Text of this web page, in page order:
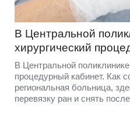
В Центральной
хирургический
В Центральной
процедурный кабинет. Как
региональная больница,
перевязку ран и снять